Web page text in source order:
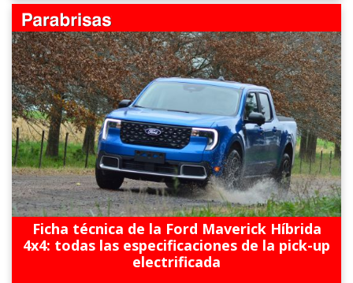
Ficha técnica de la Ford Maverick Híbrida
4x4: todas las especificaciones de la pick-up
electrificada